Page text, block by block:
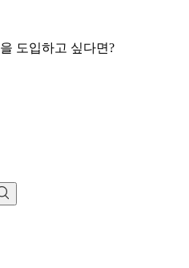
을 도입하고 싶다면?